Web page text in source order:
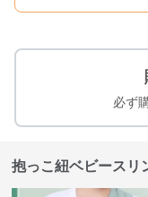
必ず
抱っこ紐ベビースリ